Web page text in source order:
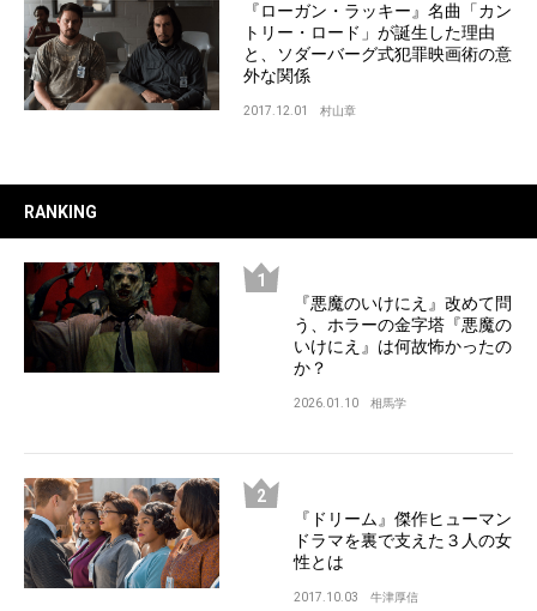
『ローガン・ラッキー』名曲「カン
トリー・ロード」が誕生した理由
と、ソダーバーグ式犯罪映画術の意
外な関係
2017.12.01 村山章
RANKING
『悪魔のいけにえ』改めて問
う、ホラーの金字塔『悪魔の
いけにえ』は何故怖かったの
か？
2026.01.10 相馬学
『ドリーム』傑作ヒューマン
ドラマを裏で支えた３人の女
性とは
2017.10.03 牛津厚信